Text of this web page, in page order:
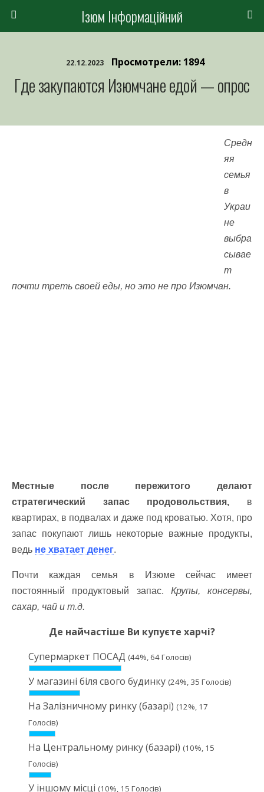
Ізюм Інформаційний
22.12.2023 Просмотрели: 1894
Где закупаются Изюмчане едой — опрос
Средн
яя
семья
в
Украи
не
выбра
сывае
т
почти треть своей еды, но это не про Изюмчан.
Местные после пережитого делают
стратегический запас продовольствия, в
квартирах, в подвалах и даже под кроватью. Хотя, про
запас покупают лишь некоторые важные продукты,
ведь не хватает денег.
Почти каждая семья в Изюме сейчас имеет
постоянный продуктовый запас. Крупы, консервы,
сахар, чай и т.д.
Де найчастіше Ви купуєте харчі?
Супермаркет ПОСАД (44%, 64 Голосів)
У магазині біля свого будинку (24%, 35 Голосів)
На Залізничному ринку (базарі) (12%, 17
Голосів)
На Центральному ринку (базарі) (10%, 15
Голосів)
У іншому місці (10%, 15 Голосів)